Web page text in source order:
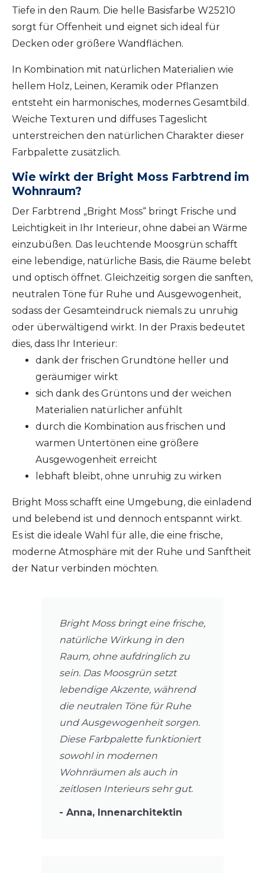
Tiefe in den Raum. Die helle Basisfarbe W25210
sorgt für Offenheit und eignet sich ideal für
Decken oder größere Wandflächen.
In Kombination mit natürlichen Materialien wie
hellem Holz, Leinen, Keramik oder Pflanzen
entsteht ein harmonisches, modernes Gesamtbild.
Weiche Texturen und diffuses Tageslicht
unterstreichen den natürlichen Charakter dieser
Farbpalette zusätzlich.
Wie wirkt der Bright Moss Farbtrend im
Wohnraum?
Der Farbtrend „Bright Moss“ bringt Frische und
Leichtigkeit in Ihr Interieur, ohne dabei an Wärme
einzubüßen. Das leuchtende Moosgrün schafft
eine lebendige, natürliche Basis, die Räume belebt
und optisch öffnet. Gleichzeitig sorgen die sanften,
neutralen Töne für Ruhe und Ausgewogenheit,
sodass der Gesamteindruck niemals zu unruhig
oder überwältigend wirkt. In der Praxis bedeutet
dies, dass Ihr Interieur:
dank der frischen Grundtöne heller und
geräumiger wirkt
sich dank des Grüntons und der weichen
Materialien natürlicher anfühlt
durch die Kombination aus frischen und
warmen Untertönen eine größere
Ausgewogenheit erreicht
lebhaft bleibt, ohne unruhig zu wirken
Bright Moss schafft eine Umgebung, die einladend
und belebend ist und dennoch entspannt wirkt.
Es ist die ideale Wahl für alle, die eine frische,
moderne Atmosphäre mit der Ruhe und Sanftheit
der Natur verbinden möchten.
Bright Moss bringt eine frische,
natürliche Wirkung in den
Raum, ohne aufdringlich zu
sein. Das Moosgrün setzt
lebendige Akzente, während
die neutralen Töne für Ruhe
und Ausgewogenheit sorgen.
Diese Farbpalette funktioniert
sowohl in modernen
Wohnräumen als auch in
zeitlosen Interieurs sehr gut.
- Anna, Innenarchitektin